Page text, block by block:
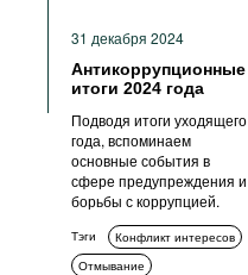
31 декабря 2024
Антикоррупционные
итоги 2024 года
Подводя итоги уходящего
года, вспоминаем
основные события в
сфере предупреждения и
борьбы с коррупцией.
Тэги
Конфликт интересов
Отмывание